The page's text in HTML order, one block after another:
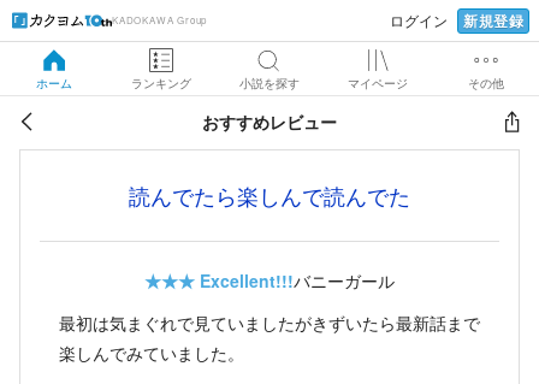
KADOKAWA Group ログイン 新規登録
ホーム ランキング 小説を探す マイページ その他
おすすめレビュー
読んでたら楽しんで読んでた
★★★ Excellent!!!バニーガール
最初は気まぐれで見ていましたがきずいたら最新話まで
楽しんでみていました。